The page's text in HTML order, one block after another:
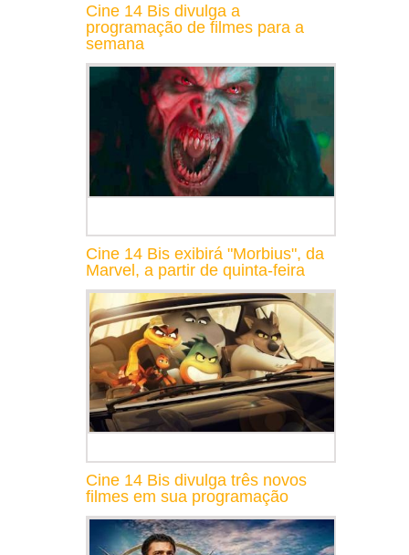
Cine 14 Bis divulga a
programação de filmes para a
semana
Cine 14 Bis exibirá "Morbius", da
Marvel, a partir de quinta-feira
Cine 14 Bis divulga três novos
filmes em sua programação